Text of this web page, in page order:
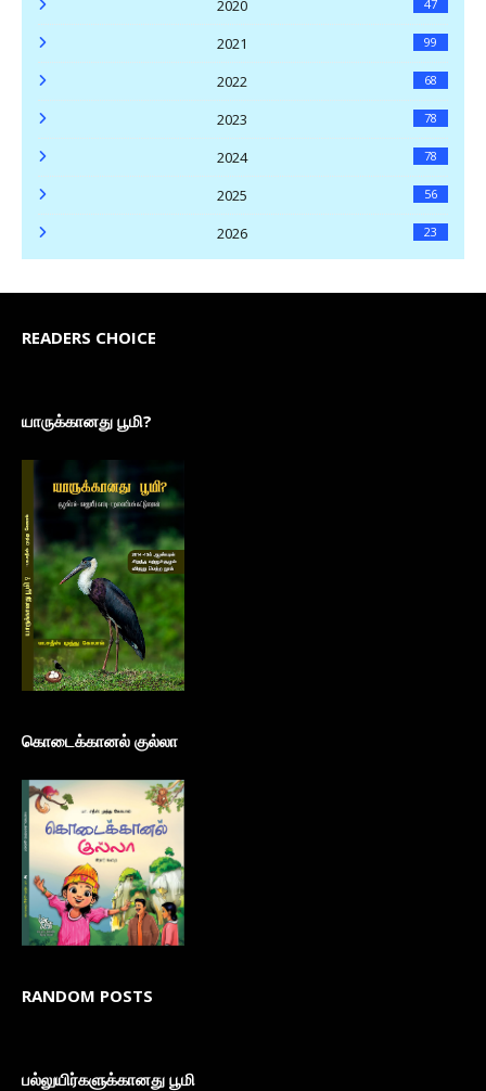
2020 47
2021 99
2022 68
2023 78
2024 78
2025 56
2026 23
READERS CHOICE
யாருக்கானது பூமி?
கொடைக்கானல் குல்லா
RANDOM POSTS
பல்லுயிர்களுக்கானது பூமி